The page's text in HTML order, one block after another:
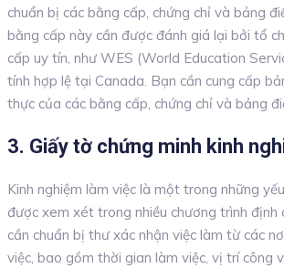
chuẩn bị các bằng cấp, chứng chỉ và bảng
bằng cấp này cần được đánh giá lại bởi tổ
cấp uy tín, như WES (World Education
tính hợp lệ tại Canada. Bạn cần cung cấp
thực của các bằng cấp, chứng chỉ và bảng
3. Giấy tờ chứng minh kinh
Kinh nghiệm làm việc là một trong những
được xem xét trong nhiều chương trình định
cần chuẩn bị thư xác nhận việc làm từ các
việc, bao gồm thời gian làm việc, vị trí công